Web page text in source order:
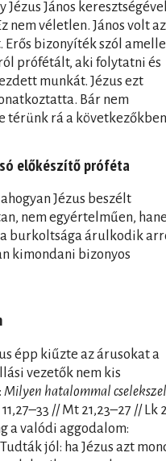
János
nem véletlen. János volt az
bizonyíték szól
prófétált, aki folytatni és
munkát. Jézus ezt
Bár nem
térünk rá a
előkészítő próféta
Jézus beszélt
nem egyértelműen,
burkoltsága árulkodik
kimondani bizonyos
épp kiűzte az árusokat a
vezetők nem kis
Milyen hatalommal
// Mt 21,23–27 // Lk
a valódi aggodalom:
jól: ha Jézus azt